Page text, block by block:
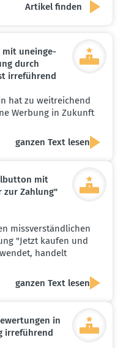
mit unein­ge­
durch
irreführend
hat zu weitreichend
Werbung in Zukunft
ganzen Text lesen
mit
zur Zahlung"
missverständlichen
"Jetzt kaufen und
handelt
ganzen Text lesen
in
irreführend